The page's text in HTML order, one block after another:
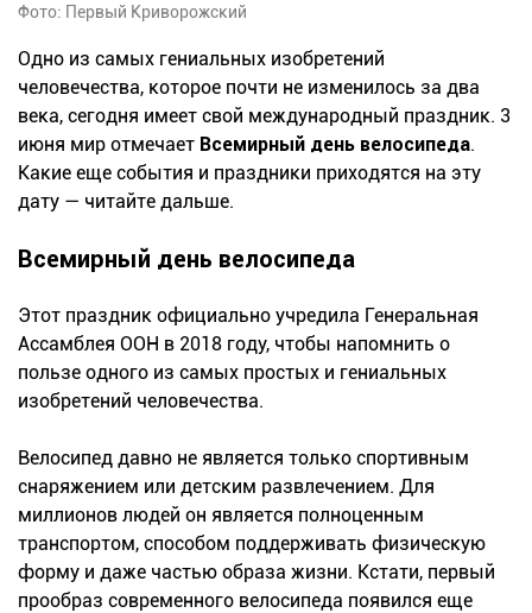
Фото: Первый Криворожский
Одно из самых гениальных изобретений
человечества, которое почти не изменилось за два
века, сегодня имеет свой международный праздник. 3
июня мир отмечает Всемирный день велосипеда.
Какие еще события и праздники приходятся на эту
дату — читайте дальше.
Всемирный день велосипеда
Этот праздник официально учредила Генеральная
Ассамблея ООН в 2018 году, чтобы напомнить о
пользе одного из самых простых и гениальных
изобретений человечества.
Велосипед давно не является только спортивным
снаряжением или детским развлечением. Для
миллионов людей он является полноценным
транспортом, способом поддерживать физическую
форму и даже частью образа жизни. Кстати, первый
прообраз современного велосипеда появился еще